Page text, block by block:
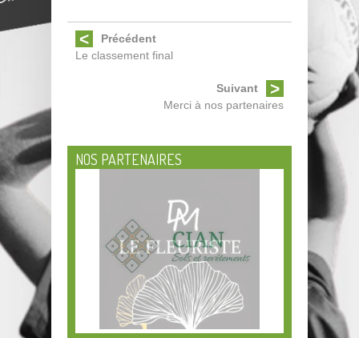
Précédent
Le classement final
Suivant
Merci à nos partenaires
NOS PARTENAIRES